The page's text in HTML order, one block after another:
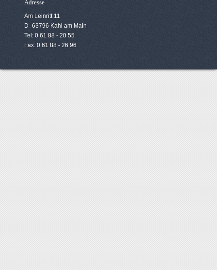
Adresse
Am Leinritt 11
D- 63796 Kahl am Main
Tel: 0 61 88 - 20 55
Fax: 0 61 88 - 26 96